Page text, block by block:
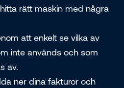
rätt maskin med några
att enkelt se vilka av
inte används och som
av.
ner dina fakturor och